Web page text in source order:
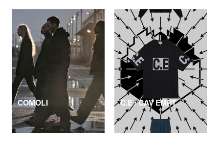
COMOLI C.E / CAV EMPT